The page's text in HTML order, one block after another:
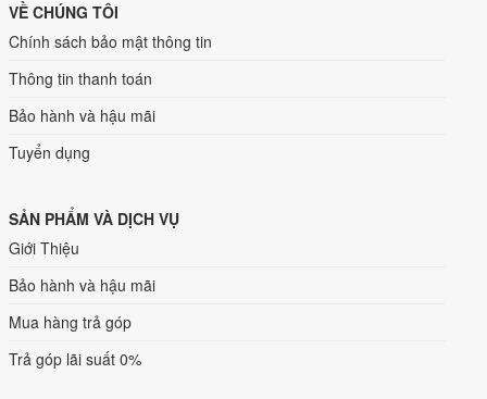
VỀ CHÚNG TÔI
Chính sách bảo mật thông tin
Thông tin thanh toán
Bảo hành và hậu mãi
Tuyển dụng
SẢN PHẨM VÀ DỊCH VỤ
Giới Thiệu
Bảo hành và hậu mãi
Mua hàng trả góp
Trả góp lãi suất 0%